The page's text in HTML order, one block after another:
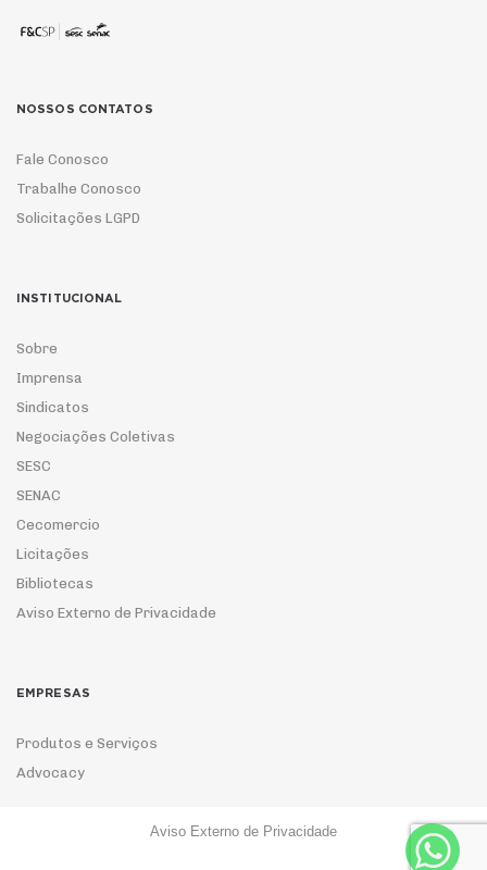
NOSSOS CONTATOS
Fale Conosco
Trabalhe Conosco
Solicitações LGPD
INSTITUCIONAL
Sobre
Imprensa
Sindicatos
Negociações Coletivas
SESC
SENAC
Cecomercio
Licitações
Bibliotecas
Aviso Externo de Privacidade
EMPRESAS
Produtos e Serviços
Advocacy
Aviso Externo de Privacidade